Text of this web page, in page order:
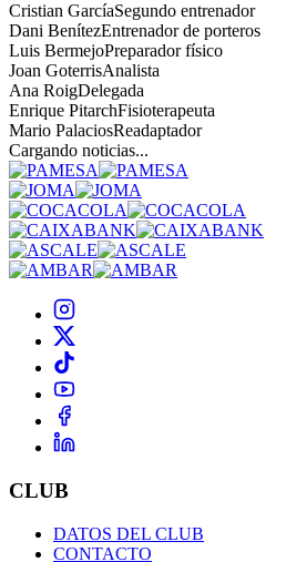
Cristian GarcíaSegundo entrenador
Dani BenítezEntrenador de porteros
Luis BermejoPreparador físico
Joan GoterrisAnalista
Ana RoigDelegada
Enrique PitarchFisioterapeuta
Mario PalaciosReadaptador
Cargando noticias...
CLUB
DATOS DEL CLUB
CONTACTO